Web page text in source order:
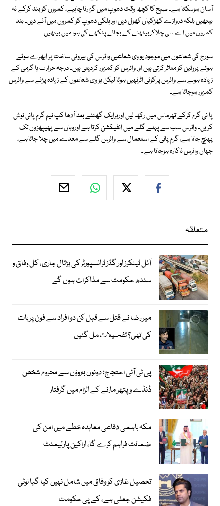
آسان ہوسکتا ہے۔ صبح کا کچھ وقت دھوپ میں گزارنا چاہیے، کمروں کو بند کرکے نہ
بیٹھیں بلکہ دروازے کھڑکیاں کھول دیں اور ہلکی دھوپ کو کمروں میں آنے دیں۔ بند
کمروں میں اے سی چلاکربیٹھنے کے بجائے پنکھے کی ہوا میں بیٹھیں۔
سورج کی شعاعوں میں موجود یو وی شعاعیں وائرس کی بیرونی ساخت پر ابھرے ہوئے
ہوئے پروٹین کو متاثر کرتی ہیں اور وائرس کو کمزور کردیتی ہیں۔ درجہ حرارت یا گرمی کے
زیادہ ہونے سے وائرس پرکوئی اثرنہیں ہوتا لیکن یو وی شعاعوں کے زیادہ پڑنے سے وائرس
کمزور ہوجاتا ہے۔
پا نی گرم کرکے تھرماس میں رکھ لیں اورہرایک گھنٹے بعد آدھا کپ نیم گرم پانی نوش
کریں۔ وائرس سب سے پہلے گلے میں انفیکشن کرتا ہے اوروہاں سے پھیپھڑوں تک
پہنچ جاتا ہے، گرم پانی کے استعمال سے وائرس گلے سے معدے میں چلا جاتا ہے،
جہاں وائرس ناکارہ ہوجاتا ہے۔
متعلقہ
آئل ٹینکرز اور گڈز ٹرانسپورٹر کی ہڑتال جاری، کل وفاق و
سندھ حکومت سے مذاکرات ہوں گے
میر رضا نے قتل سے قبل کن دو افراد سے فون پر بات
کی تھی؟ تفصیلات مل گئیں
پی ٹی آئی احتجاج؛ دونوں بازوؤں سے محروم شخص
ڈنڈے و پتھر مارنے کے الزام میں گرفتار
مکہ باہمی دفاعی معاہدہ خطے میں امن کی
ضمانت فراہم کرے گا، اراکین پارلیمنٹ
تحصیل غازی کو وفاق میں شامل نہیں کیا گیا نوٹی
فکیشن جعلی ہے، کے پی حکومت